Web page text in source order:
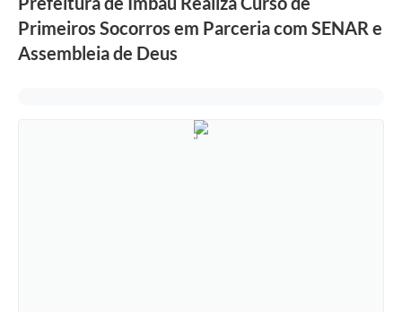
Primeiros Socorros em Parceria com SENAR e
Assembleia de Deus